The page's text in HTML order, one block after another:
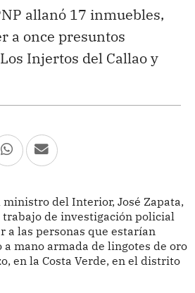
allanó 17 inmuebles,
a once presuntos
Injertos del Callao y
ministro del Interior, José Zapata,
de investigación policial
a las personas que estarían
mano armada de lingotes de oro
en la Costa Verde, en el distrito